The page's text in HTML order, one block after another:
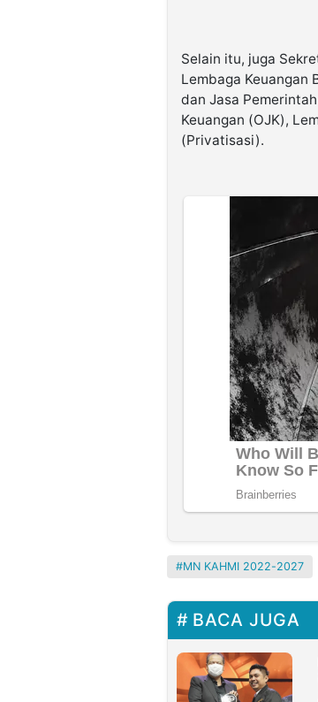
Selain itu, juga
Lembaga Keuangan
dan Jasa
Keuangan (OJK),
(Privatisasi).
MN KAHMI 2022-2027
BACA JUGA